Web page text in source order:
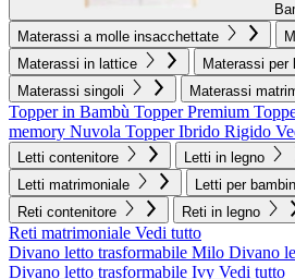
Materassi a molle insacchettate
Materassi in lattice
Materassi per
Materassi singoli
Materassi
Topper in Bambù Topper Premium
memory Nuvola Topper Ibrido Rigido
Letti contenitore Letti in legno
Letti matrimoniale
Letti per
Reti contenitore Reti in legno
Reti matrimoniale Vedi tutto
Divano letto trasformabile Milo Divano
Divano letto trasformabile Ivy Vedi tutto